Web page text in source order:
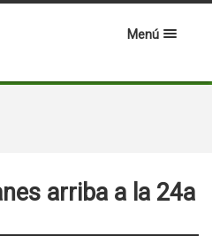
Menú
arriba a la 24a